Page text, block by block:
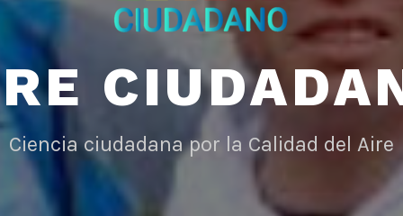
Ciencia ciudadana por la Calidad del Aire